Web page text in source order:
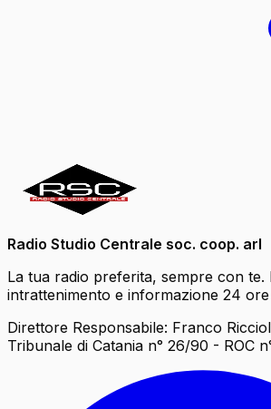
Radio Studio Centrale soc. coop. arl
La tua radio preferita, sempre con te.
intrattenimento e informazione 24
Direttore Responsabile: Franco
Tribunale di Catania n° 26/90 - ROC